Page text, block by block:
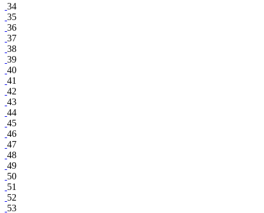
34
35
36
37
38
39
40
41
42
43
44
45
46
47
48
49
50
51
52
53